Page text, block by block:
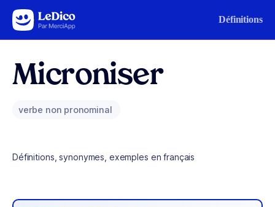
Aller au contenu Définitions
Microniser
verbe non pronominal
Définitions, synonymes, exemples en français